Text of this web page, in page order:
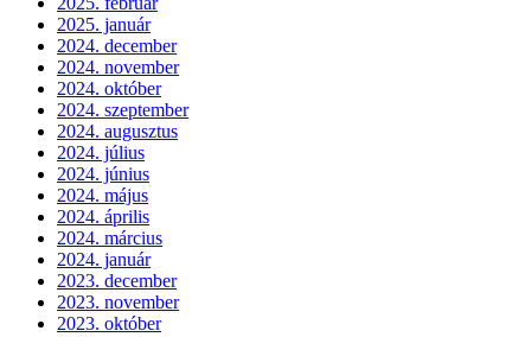
2025. január
2024. december
2024. november
2024. október
2024. szeptember
2024. augusztus
2024. július
2024. június
2024. május
2024. április
2024. március
2024. január
2023. december
2023. november
2023. október